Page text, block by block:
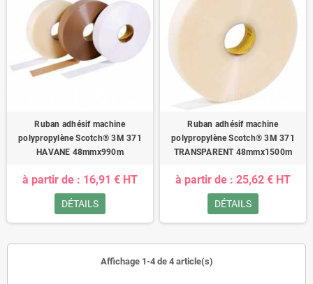
Ruban adhésif machine
polypropylène Scotch® 3M 371
HAVANE 48mmx990m
à partir de : 16,91 € HT
DÉTAILS
Ruban adhésif machine
polypropylène Scotch® 3M 371
TRANSPARENT 48mmx1500m
à partir de : 25,62 € HT
DÉTAILS
Affichage 1-4 de 4 article(s)